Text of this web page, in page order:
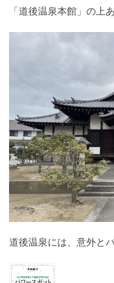
「道後温泉本館」の上
道後温泉には、意外と